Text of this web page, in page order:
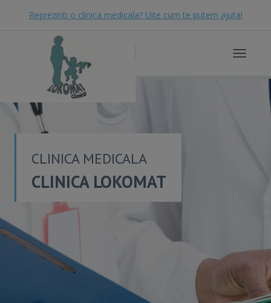
Reprezinti o clinica medicala? Uite cum te putem ajuta!
Toggle
CLINICA MEDICALA
CLINICA LOKOMAT